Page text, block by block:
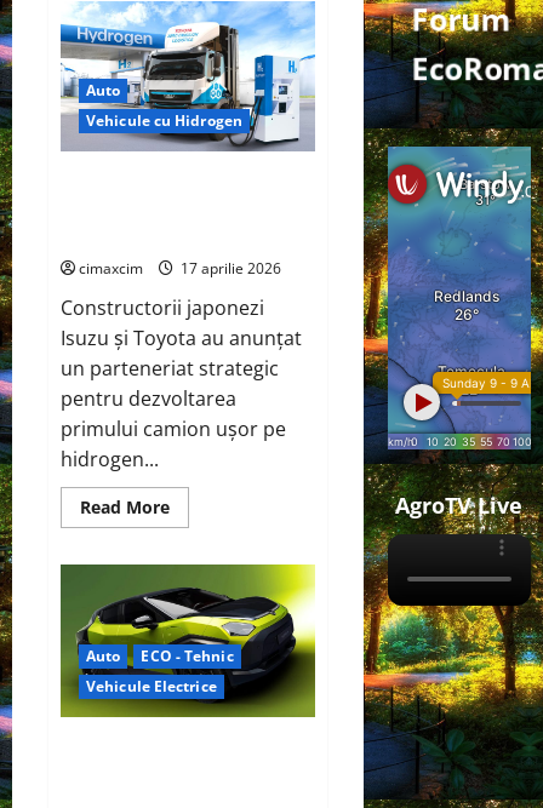
Auto
Vehicule cu Hidrogen
cimaxcim 17 aprilie 2026
Constructorii japonezi
Isuzu și Toyota au anunțat
un parteneriat strategic
pentru dezvoltarea
primului camion ușor pe
hidrogen...
Read MoreRead
more
Toyota
accelerează
dezvoltarea
camionului
pe
hidrogen
Auto
ECO - Tehnic
Vehicule Electrice
Forum
AgroTV Live